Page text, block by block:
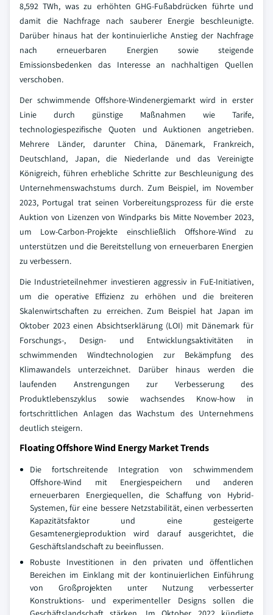
8,592 TWh, was zu erhöhten GHG-Fußabdrücken führte und
damit die Nachfrage nach sauberer Energie beschleunigte.
Darüber hinaus hat der kontinuierliche Anstieg der Nachfrage
nach erneuerbaren Energien sowie steigende
Emissionsbedenken das Interesse an nachhaltigen Quellen
verschoben.
Der schwimmende Offshore-Windenergiemarkt wird in erster
Linie durch günstige Maßnahmen wie Tarife,
technologiespezifische Quoten und Auktionen angetrieben.
Mehrere Länder, darunter China, Dänemark, Frankreich,
Deutschland, Japan, die Niederlande und das Vereinigte
Königreich, führen erhebliche Schritte zur Beschleunigung des
Unternehmenswachstums durch. Zum Beispiel, im November
2023, Portugal trat seinen Vorbereitungsprozess für die erste
Auktion von Lizenzen von Windparks bis Mitte November 2023,
um Low-Carbon-Projekte einschließlich Offshore-Wind zu
unterstützen und die Bereitstellung von erneuerbaren Energien
zu verbessern.
Die Industrieteilnehmer investieren aggressiv in FuE-Initiativen,
um die operative Effizienz zu erhöhen und die breiteren
Skalenwirtschaften zu erreichen. Zum Beispiel hat Japan im
Oktober 2023 einen Absichtserklärung (LOI) mit Dänemark für
Forschungs-, Design- und Entwicklungsaktivitäten in
schwimmenden Windtechnologien zur Bekämpfung des
Klimawandels unterzeichnet. Darüber hinaus werden die
laufenden Anstrengungen zur Verbesserung des
Produktlebenszyklus sowie wachsendes Know-how in
fortschrittlichen Anlagen das Wachstum des Unternehmens
deutlich steigern.
Floating Offshore Wind Energy Market Trends
Die fortschreitende Integration von schwimmendem
Offshore-Wind mit Energiespeichern und anderen
erneuerbaren Energiequellen, die Schaffung von Hybrid-
Systemen, für eine bessere Netzstabilität, einen verbesserten
Kapazitätsfaktor und eine gesteigerte
Gesamtenergieproduktion wird darauf ausgerichtet, die
Geschäftslandschaft zu beeinflussen.
Robuste Investitionen in den privaten und öffentlichen
Bereichen im Einklang mit der kontinuierlichen Einführung
von Großprojekten unter Nutzung verbesserter
Konstruktions- und experimenteller Designs sollen die